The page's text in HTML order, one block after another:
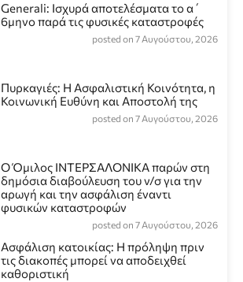
Generali: Ισχυρά αποτελέσματα το α΄
6μηνο παρά τις φυσικές καταστροφές
posted on 7 Αυγούστου, 2026
Πυρκαγιές: Η Ασφαλιστική Κοινότητα, η
Κοινωνική Ευθύνη και Αποστολή της
posted on 7 Αυγούστου, 2026
Ο Όμιλος ΙΝΤΕΡΣΑΛΟΝΙΚΑ παρών στη
δημόσια διαβούλευση του ν/σ για την
αρωγή και την ασφάλιση έναντι
φυσικών καταστροφών
posted on 7 Αυγούστου, 2026
Ασφάλιση κατοικίας: Η πρόληψη πριν
τις διακοπές μπορεί να αποδειχθεί
καθοριστική